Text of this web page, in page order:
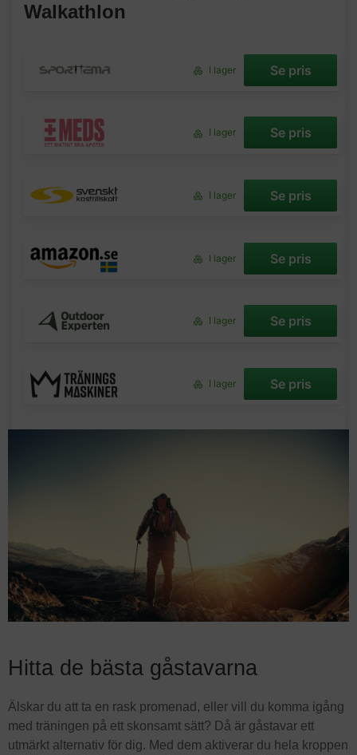
Walkathlon
I lager Se pris
I lager Se pris
I lager Se pris
I lager Se pris
I lager Se pris
I lager Se pris
Hitta de bästa gåstavarna
Älskar du att ta en rask promenad, eller vill du komma igång
med träningen på ett skonsamt sätt? Då är gåstavar ett
utmärkt alternativ för dig. Med dem aktiverar du hela kroppen